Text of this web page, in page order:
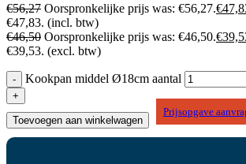
€56,27 Oorspronkelijke prijs was: €56,27.€
€47,83. (incl. btw)
€46,50 Oorspronkelijke prijs was: €46,50.€
€39,53. (excl. btw)
Kookpan middel Ø18cm aantal
Toevoegen aan winkelwagen
Prijsopgave